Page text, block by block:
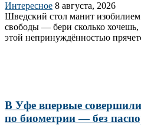
Интересное 8 августа, 2026
Шведский стол манит
свободы — бери сколько хочешь,
этой непринуждённостью
В Уфе впервые
по биометрии — без